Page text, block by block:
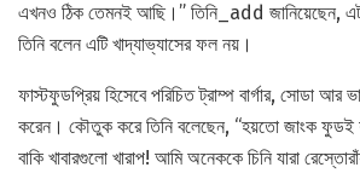
এখনও ঠিক তেমনই আছি।” তিনি_add জানিয়েছেন,
তিনি বলেন এটি খাদ্যাভ্যাসের ফল নয়।
ফাস্টফুডপ্রিয় হিসেবে পরিচিত ট্রাম্প বার্গার, সোডা আর
করেন। কৌতুক করে তিনি বলেছেন, “হয়তো জাংক ফুডই
বাকি খাবারগুলো খারাপ! আমি অনেককে চিনি যারা